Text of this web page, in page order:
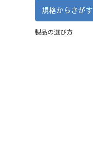
規格からさがす
製品の選び方